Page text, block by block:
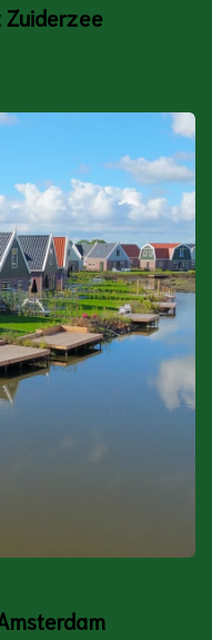
Zuiderzee